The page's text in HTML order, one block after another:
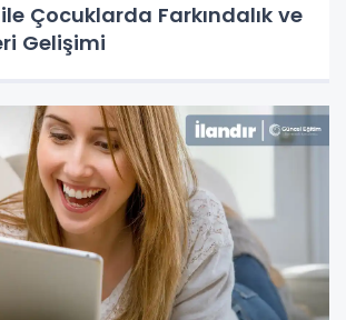
Çocuklarda Farkındalık ve
Gelişimi